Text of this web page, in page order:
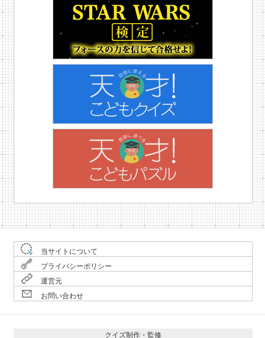
当サイトについて
プライバシーポリシー
運営元
お問い合わせ
クイズ制作・監修